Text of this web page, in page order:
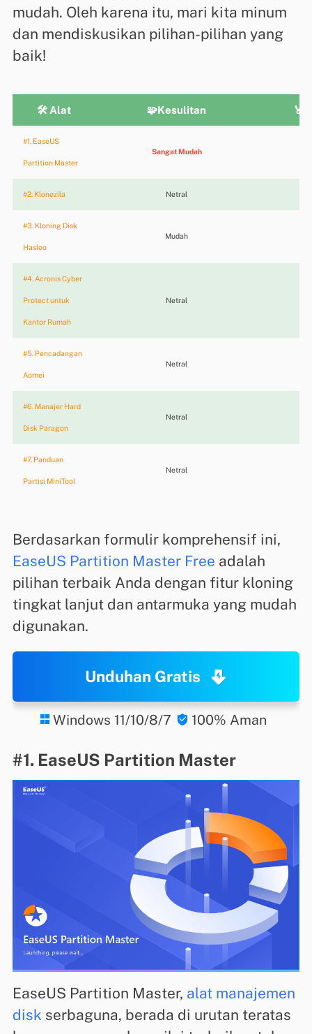
mudah. ​​Oleh karena itu, mari kita minum
dan mendiskusikan pilihan-pilihan yang
baik!
🛠️ Alat 🧩Kesulitan
#1. EaseUS
Partition Master
Sangat Mudah
#2. Klonezila Netral
#3. Kloning Disk
Hasleo
Mudah
#4. Acronis Cyber ​​
Protect untuk
Kantor Rumah
Netral
#5. Pencadangan
Aomei
Netral
#6. Manajer Hard
Disk Paragon
Netral
#7. Panduan
Partisi MiniTool
Netral
Berdasarkan formulir komprehensif ini,
EaseUS Partition Master Free adalah
pilihan terbaik Anda dengan fitur kloning
tingkat lanjut dan antarmuka yang mudah
digunakan.
Unduhan Gratis
 Windows 11/10/8/7  100% Aman
#1. EaseUS Partition Master
EaseUS Partition Master, alat manajemen
disk serbaguna, berada di urutan teratas